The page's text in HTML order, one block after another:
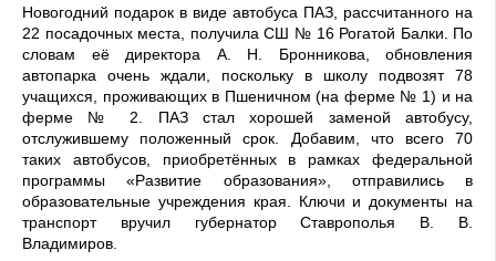
Новогодний подарок в виде автобуса ПАЗ, рассчитанного на
22 посадочных места, получила СШ № 16 Рогатой Балки. По
словам её директора А. Н. Бронникова, обновления
автопарка очень ждали, поскольку в школу подвозят 78
учащихся, проживающих в Пшеничном (на ферме № 1) и на
ферме № 2. ПАЗ стал хорошей заменой автобусу,
отслужившему положенный срок. Добавим, что всего 70
таких автобусов, приобретённых в рамках федеральной
программы «Развитие образования», отправились в
образовательные учреждения края. Ключи и документы на
транспорт вручил губернатор Ставрополья В. В.
Владимиров.